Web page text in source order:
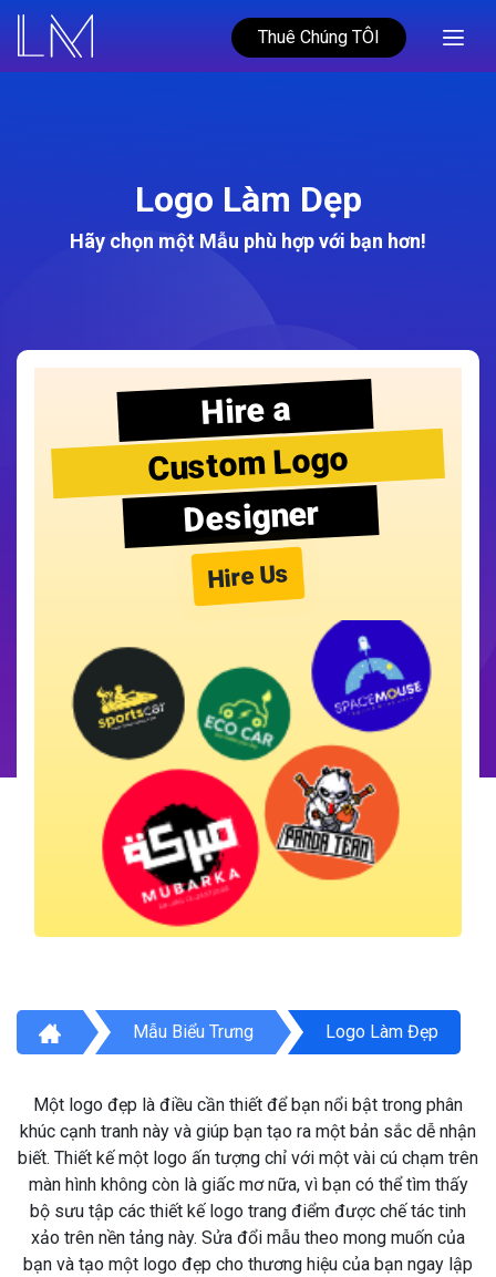
Thuê Chúng TÔI
Logo Làm Dẹp
Hãy chọn một Mẫu phù hợp với bạn hơn!
Hire a
Custom Logo
Designer
Hire Us
Mẫu Biểu Trưng Logo Làm Đẹp
Một logo đẹp là điều cần thiết để bạn nổi bật trong phân
khúc cạnh tranh này và giúp bạn tạo ra một bản sắc dễ nhận
biết. Thiết kế một logo ấn tượng chỉ với một vài cú chạm trên
màn hình không còn là giấc mơ nữa, vì bạn có thể tìm thấy
bộ sưu tập các thiết kế logo trang điểm được chế tác tinh
xảo trên nền tảng này. Sửa đổi mẫu theo mong muốn của
bạn và tạo một logo đẹp cho thương hiệu của bạn ngay lập